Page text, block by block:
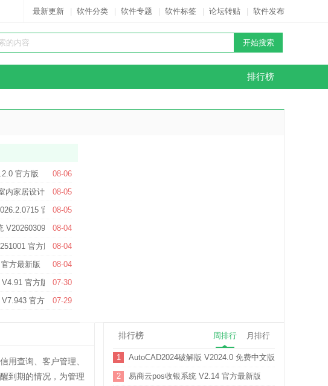
最新更新 软件分类 软件专题 软件标签 论坛转贴 软件发布
排行榜
08-06
官方版
08-05
内家居设计软件) V23.2.0.55 官方最新版
08-05
官方版
08-04
V20260309 官方版
08-04
官方版
08-04
方最新版
07-30
官方版
07-29
官方版
用查询、客户管理、
到期的情况，为管理
排行榜 周排行 月排行
1 AutoCAD2024破解版 V2024.0 免费中文版
2 易商云pos收银系统 V2.14 官方最新版